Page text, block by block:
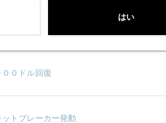
０ドル回復
トブレーカー発動
はい